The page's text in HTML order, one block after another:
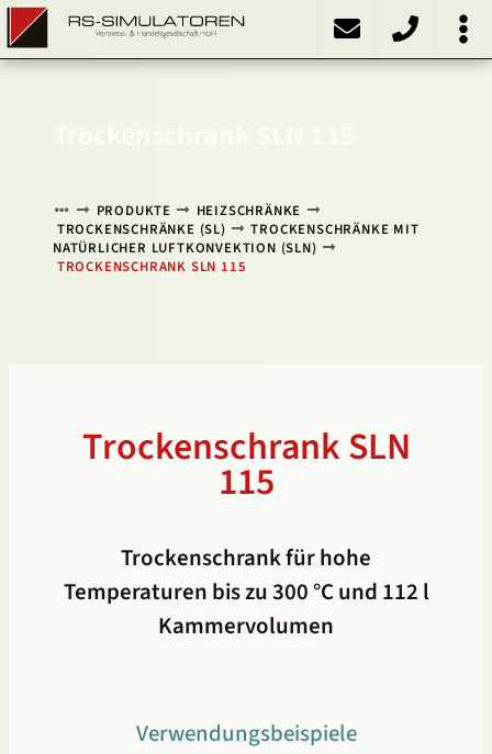
SLN 115
PRODUKTE
HEIZSCHRÄNKE
TROCKENSCHRÄNKE (SL)
TROCKENSCHRÄNKE MIT
NATÜRLICHER LUFTKONVEKTION (SLN)
TROCKENSCHRANK SLN 115
Trockenschrank SLN
115
Trockenschrank für hohe
Temperaturen bis zu 300 °C und 112 l
Kammervolumen
Verwendungsbeispiele
PRODUKTE
Kühlschränke
Kühlinkubatoren
Heizschränke
Klimaschränke
Sonstiges
ÜBER UNS
KONTAKT
NACH OBEN